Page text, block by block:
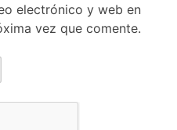
electrónico y web en
vez que comente.